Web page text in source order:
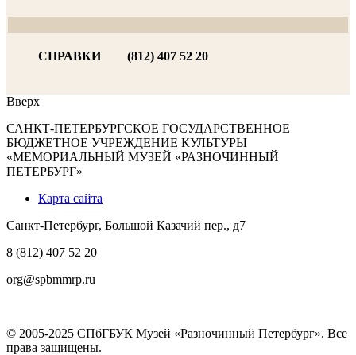
СПРАВКИ (812) 407 52 20
Вверх
САНКТ-ПЕТЕРБУРГСКОЕ ГОСУДАРСТВЕННОЕ
БЮДЖЕТНОЕ УЧРЕЖДЕНИЕ КУЛЬТУРЫ
«МЕМОРИАЛЬНЫЙ МУЗЕЙ «РАЗНОЧИННЫЙ
ПЕТЕРБУРГ»
Карта сайта
Санкт-Петербург, Большой Казачий пер., д7
8 (812) 407 52 20
org@spbmmrp.ru
© 2005-2025 СПбГБУК Музей «Разночинный Петербург». Все
права защищены.